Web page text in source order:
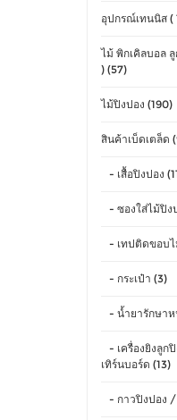
อุปกรณ์เทนนิส (
ไม้ พิกเคิลบอล
) (57)
ไม้ปิงปอง (190)
สินค้าเบ็ดเตล็ด
- เสื้อปิงปอง
- ซองใส่ไม้ปิง
- เทปติดขอบไ
- กระเป๋า (3)
- น้ำยารักษาห
- เครื่องยิงลูก
เทิร์นบอร์ด (13)
- กาวปิงปอง /